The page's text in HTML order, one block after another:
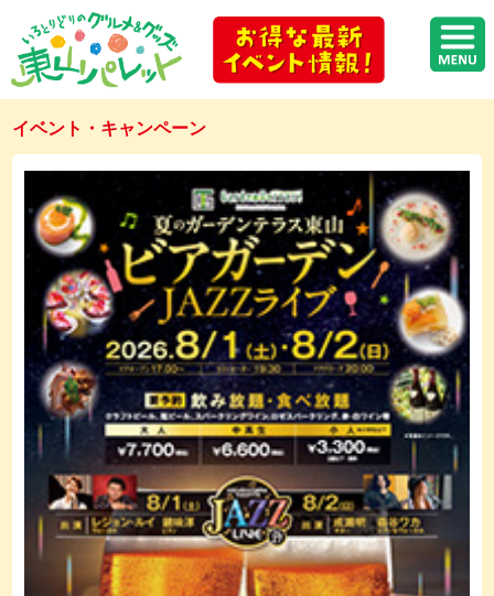
イベント・キャンペーン